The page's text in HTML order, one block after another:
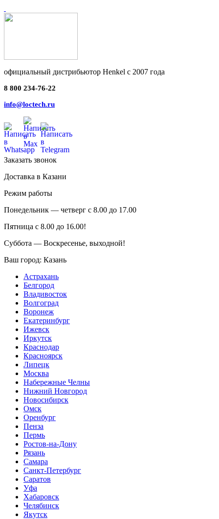
официальный дистрибьютор Henkel с 2007 года
8 800 234-76-22
info@loctech.ru
Заказать звонок
Доставка в Казани
Режим работы
Понедельник — четверг с 8.00 до 17.00
Пятница с 8.00 до 16.00!
Суббота — Воскресенье, выходной!
Ваш город: Казань
Астрахань
Белгород
Владивосток
Волгоград
Воронеж
Екатеринбург
Ижевск
Иркутск
Краснодар
Красноярск
Липецк
Москва
Набережные Челны
Нижний Новгород
Новосибирск
Омск
Оренбург
Пенза
Пермь
Ростов-на-Дону
Рязань
Самара
Санкт-Петербург
Саратов
Уфа
Хабаровск
Челябинск
Якутск